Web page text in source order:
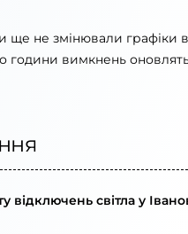
ще не змінювали графіки
години вимкнень
світла у